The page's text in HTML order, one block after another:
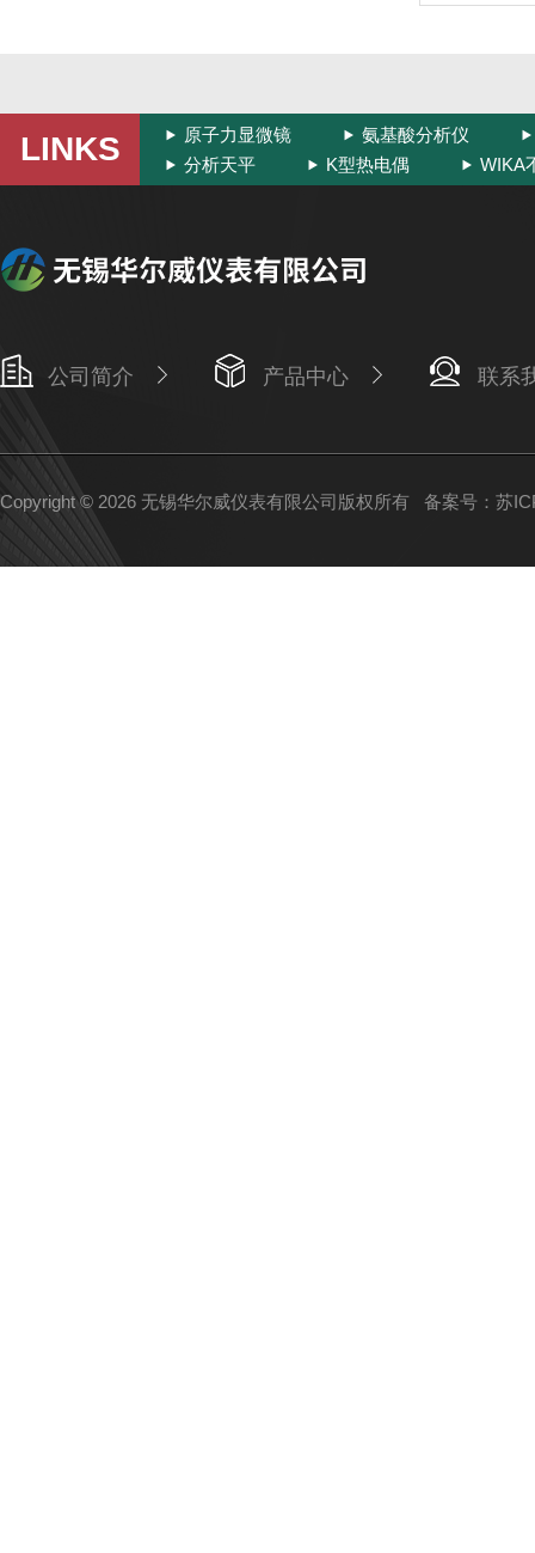
LINKS 原子力显微镜
氨基酸分析仪
分析天平
K型热电偶 WIKA
公司简介 产品中心 联系
Copyright © 2026 无锡华尔威仪表有限公司版权所有 备案号：苏